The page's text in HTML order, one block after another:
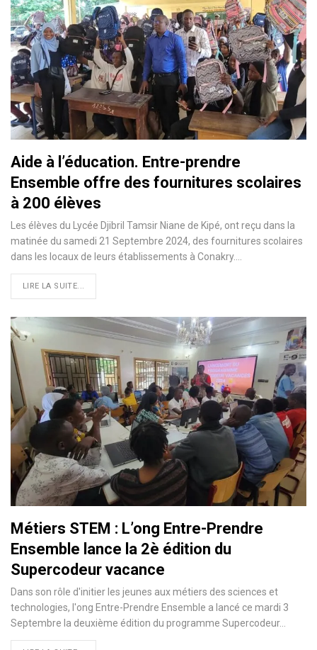
Aide à l’éducation. Entre-prendre
Ensemble offre des fournitures scolaires
à 200 élèves
Les élèves du Lycée Djibril Tamsir Niane de Kipé, ont reçu dans la
matinée du samedi 21 Septembre 2024, des fournitures scolaires
dans les locaux de leurs établissements à Conakry.…
LIRE LA SUITE...
Métiers STEM : L’ong Entre-Prendre
Ensemble lance la 2è édition du
Supercodeur vacance
Dans son rôle d'initier les jeunes aux métiers des sciences et
technologies, l'ong Entre-Prendre Ensemble a lancé ce mardi 3
Septembre la deuxième édition du programme Supercodeur…